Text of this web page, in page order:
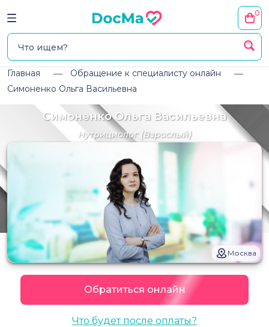
0
Главная
Обращение к специалисту онлайн
Симоненко Ольга Васильевна
Симоненко Ольга Васильевна
Нутрициолог(Взрослый)
Москва
Обратиться онлайн
Что будет после оплаты?